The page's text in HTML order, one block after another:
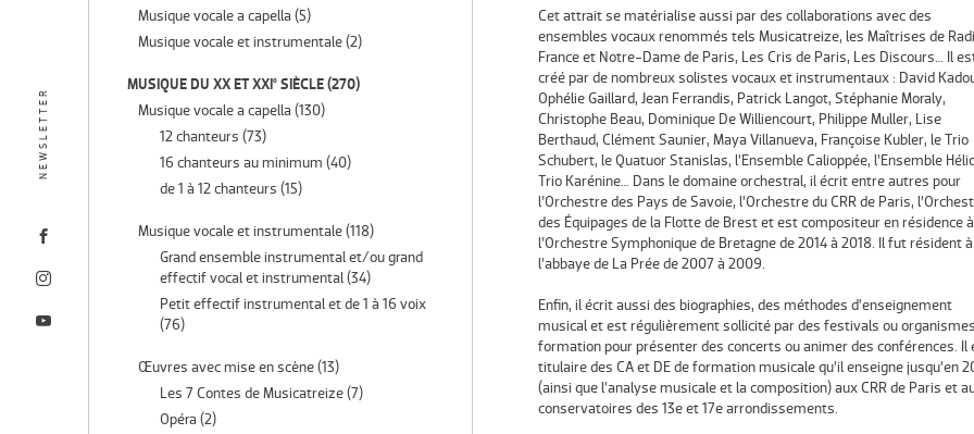
NEWSLETTER
Cet attrait se matérialise aussi par des collaborations avec des
ensembles vocaux renommés tels Musicatreize, les Maîtrises de
France et Notre-Dame de Paris, Les Cris de Paris, Les Discours… Il
créé par de nombreux solistes vocaux et instrumentaux : David
Ophélie Gaillard, Jean Ferrandis, Patrick Langot, Stéphanie Moraly,
Christophe Beau, Dominique De Williencourt, Philippe Muller, Lise
Berthaud, Clément Saunier, Maya Villanueva, Françoise Kubler, le Trio
Schubert, le Quatuor Stanislas, l’Ensemble Calioppée, l’Ensemble
Trio Karénine… Dans le domaine orchestral, il écrit entre autres pour
l’Orchestre des Pays de Savoie, l’Orchestre du CRR de Paris,
des Équipages de la Flotte de Brest et est compositeur en résidence à
l’Orchestre Symphonique de Bretagne de 2014 à 2018. Il fut résident à
l’abbaye de La Prée de 2007 à 2009.
Enfin, il écrit aussi des biographies, des méthodes d’enseignement
musical et est régulièrement sollicité par des festivals ou
formation pour présenter des concerts ou animer des conférences. Il
titulaire des CA et DE de formation musicale qu’il enseigne jusqu’en
(ainsi que l’analyse musicale et la composition) aux CRR de Paris et
conservatoires des 13e et 17e arrondissements.
Musique vocale a capella (5)
Musique vocale et instrumentale(2)
MUSIQUE DU XX ET XXI° SIÈCLE(270)
Musique vocale a capella (130)
12 chanteurs (73)
16 chanteurs au minimum (40)
de 1 à 12 chanteurs (15)
Musique vocale et instrumentale(118)
Grand ensemble instrumental et/ou grand
effectif vocal et instrumental(34)
Petit effectif instrumental et de 1 à 16 voix
(76)
Œuvres avec mise en scène(13)
Les 7 Contes de Musicatreize(7)
Opéra (2)